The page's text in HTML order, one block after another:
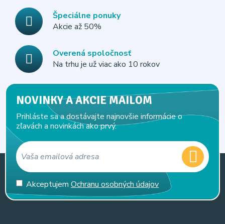
Špeciálne ponuky
Akcie až 50%
Overená spoločnosť
Na trhu je už viac ako 10 rokov
NOVINKY A AKCIE MAILOM
Prihláste sa a dostávajte najnovšie informácie o
zľavách a novinkách ako prvý.
Akceptujem Ochranu osobných údajov